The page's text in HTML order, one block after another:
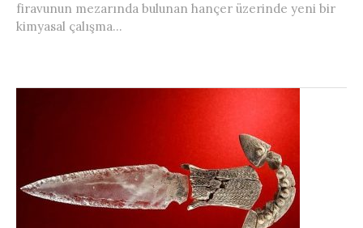
firavunun mezarında bulunan hançer üzerinde yeni bir
kimyasal çalışma...